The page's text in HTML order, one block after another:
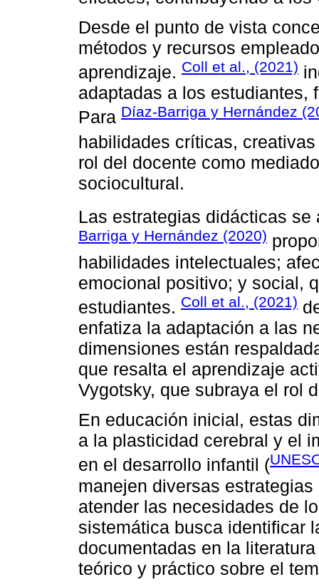
Desde el punto de vista
métodos y recursos
aprendizaje. Coll et al., (2021)
adaptadas a los estudiantes,
Para Díaz-Barriga y Hernández
habilidades críticas,
rol del docente como
sociocultural.
Las estrategias didácticas
Barriga y Hernández (2020)
habilidades intelectuales;
emocional positivo; y social,
estudiantes. Coll et al., (2021)
enfatiza la adaptación a las
dimensiones están
que resalta el aprendizaje
Vygotsky, que subraya el rol
En educación inicial, estas
a la plasticidad cerebral y el
en el desarrollo infantil (
manejen diversas
atender las necesidades de
sistemática busca identificar
documentadas en la
teórico y práctico sobre el